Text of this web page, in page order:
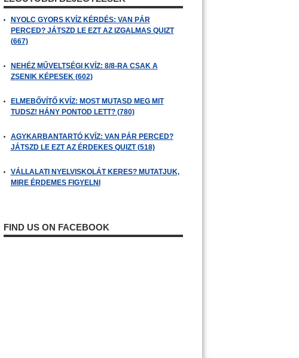
NYOLC GYORS KVÍZ KÉRDÉS: VAN PÁR
PERCED? JÁTSZD LE EZT AZ IZGALMAS QUIZT
(667)
NEHÉZ MŰVELTSÉGI KVÍZ: 8/8-RA CSAK A
ZSENIK KÉPESEK (602)
ELMEBŐVÍTŐ KVÍZ: MOST MUTASD MEG MIT
TUDSZ! HÁNY PONTOD LETT? (780)
AGYKARBANTARTÓ KVÍZ: VAN PÁR PERCED?
JÁTSZD LE EZT AZ ÉRDEKES QUIZT (518)
VÁLLALATI NYELVISKOLÁT KERES? MUTATJUK,
MIRE ÉRDEMES FIGYELNI
FIND US ON FACEBOOK